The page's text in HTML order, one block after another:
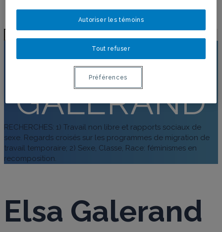
ELSA
GALERAND
RECHERCHES: 1) Travail non libre et rapports sociaux de
sexe. Regards croisés sur les programmes de migration de
travail temporaire; 2) Sexe, Classe, Race: féminismes en
recomposition.
Elsa Galerand
Tout refuser
Autoriser les témoins
Préférences